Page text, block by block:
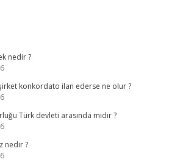
nedir ?
konkordato ilan ederse ne olur ?
Türk devleti arasında mıdır ?
nedir ?